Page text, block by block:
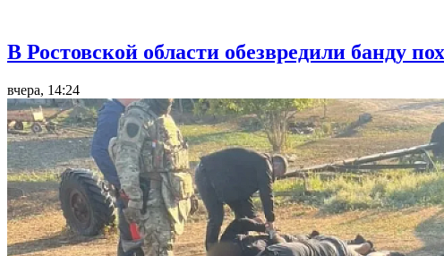
В Ростовской области обезвредили банду
вчера, 14:24